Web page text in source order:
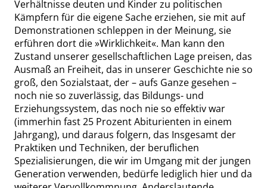
Verhältnisse deuten und Kinder zu politischen
Kämpfern für die eigene Sache erziehen, sie mit auf
Demonstrationen schleppen in der Meinung, sie
erführen dort die»Wirklichkeit«. Man kann den
Zustand unserer gesellschaftlichen Lage preisen, das
Ausmaß an Freiheit, das in unserer Geschichte nie so
groß, den Sozialstaat, der – aufs Ganze gesehen –
noch nie so zuverlässig, das Bildungs- und
Erziehungssystem, das noch nie so effektiv war
(immerhin fast 25 Prozent Abiturienten in einem
Jahrgang), und daraus folgern, das Insgesamt der
Praktiken und Techniken, der beruflichen
Spezialisierungen, die wir im Umgang mit der jungen
Generation verwenden, bedürfe lediglich hier und da